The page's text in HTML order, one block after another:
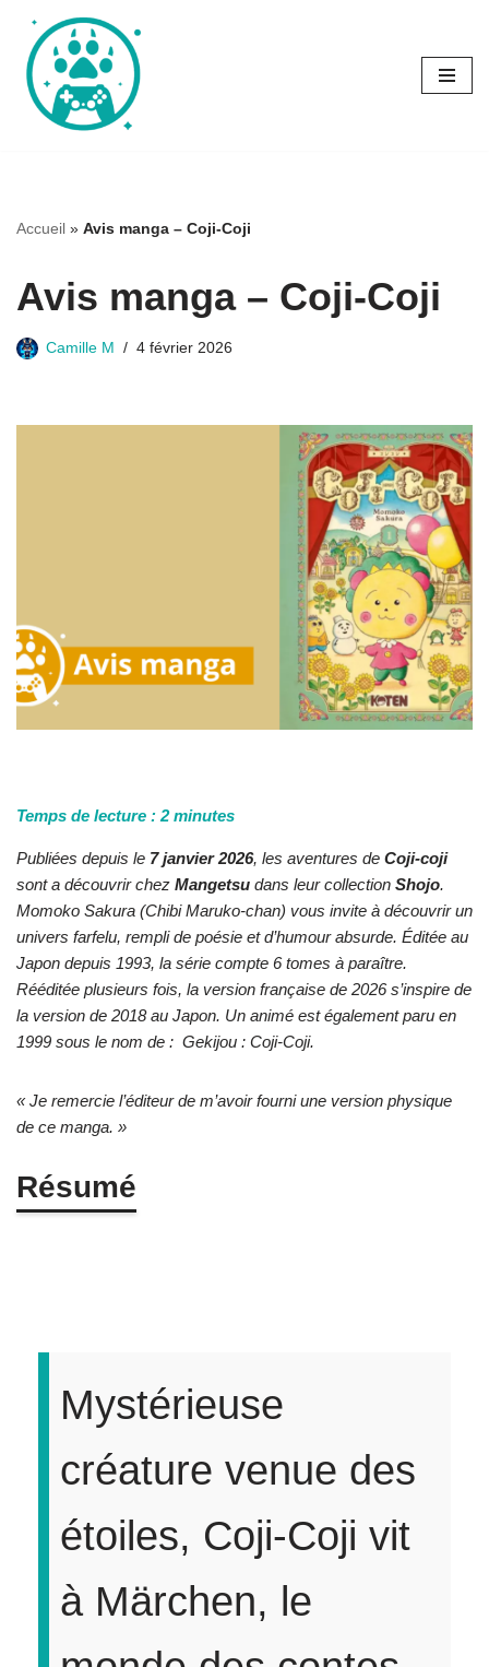
Aller
au
contenu
Accueil » Avis manga – Coji-Coji
Avis manga – Coji-Coji
Camille M 4 février 2026
Temps de lecture : 2 minutes
Publiées depuis le 7 janvier 2026, les aventures de Coji-coji
sont a découvrir chez Mangetsu dans leur collection Shojo.
Momoko Sakura (Chibi Maruko-chan) vous invite à découvrir un
univers farfelu, rempli de poésie et d’humour absurde. Éditée au
Japon depuis 1993, la série compte 6 tomes à paraître.
Rééditée plusieurs fois, la version française de 2026 s’inspire de
la version de 2018 au Japon. Un animé est également paru en
1999 sous le nom de : Gekijou : Coji-Coji.
« Je remercie l’éditeur de m’avoir fourni une version physique
de ce manga. »
Résumé
Mystérieuse
créature venue des
étoiles, Coji-Coji vit
à Märchen, le